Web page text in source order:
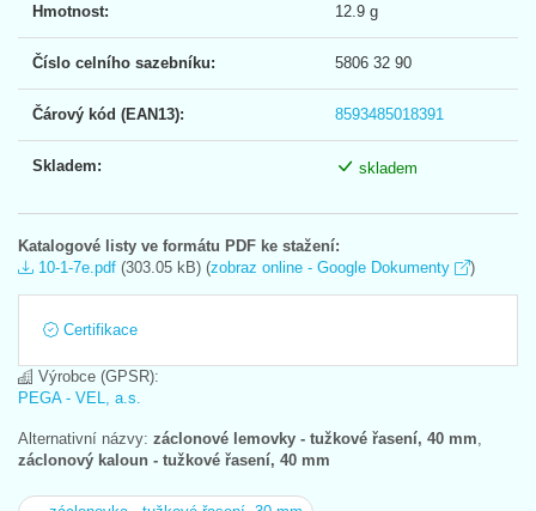
Hmotnost: 12.9 g
Číslo celního sazebníku: 5806 32 90
Čárový kód (EAN13): 8593485018391
Skladem: skladem
Katalogové listy ve formátu PDF ke stažení:
10-1-7e.pdf (303.05 kB) (zobraz online - Google Dokumenty )
Certifikace
Výrobce (GPSR):
PEGA - VEL, a.s.
Alternativní názvy: záclonové lemovky - tužkové řasení, 40 mm
záclonový kaloun - tužkové řasení, 40 mm